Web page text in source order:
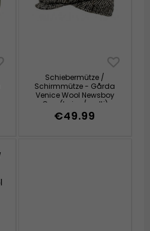
Schiebermütze /
Schirmmütze - Gårda
Venice Wool Newsboy
Cap (beige/multi)
€49.99